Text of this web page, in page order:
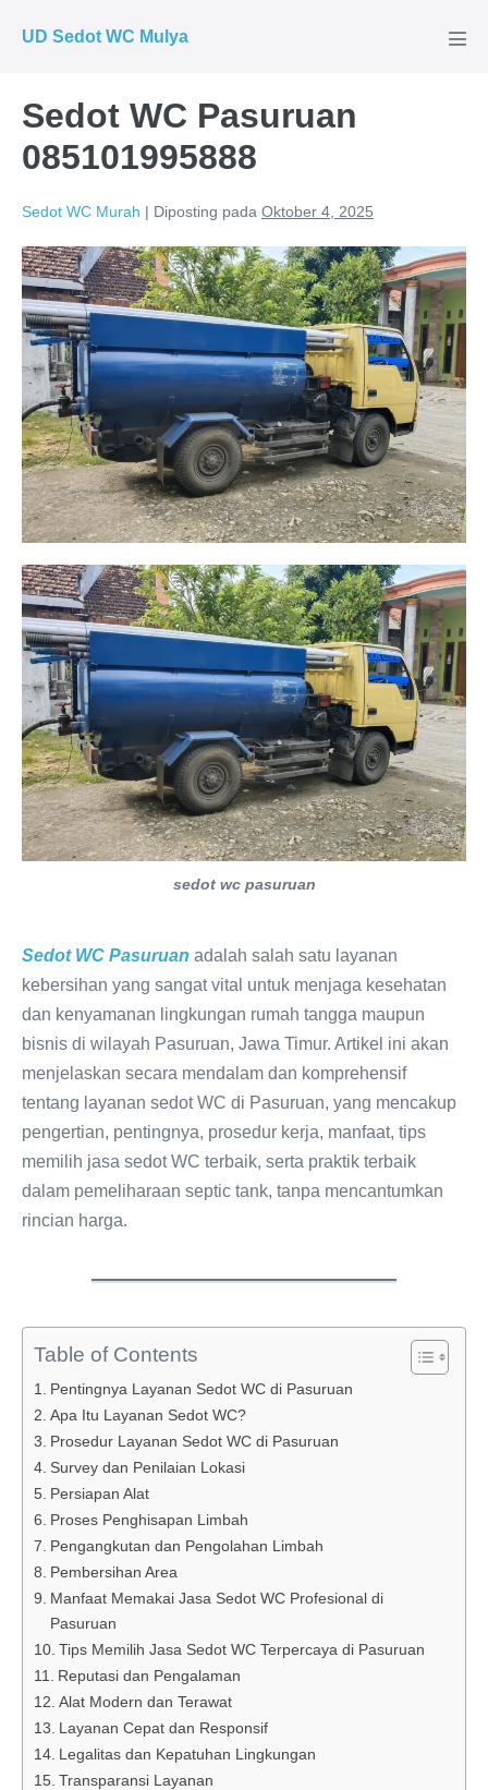
UD Sedot WC Mulya
Sedot WC Pasuruan
085101995888
Sedot WC Murah | Diposting pada Oktober 4, 2025
sedot wc pasuruan
Sedot WC Pasuruan adalah salah satu layanan
kebersihan yang sangat vital untuk menjaga kesehatan
dan kenyamanan lingkungan rumah tangga maupun
bisnis di wilayah Pasuruan, Jawa Timur. Artikel ini akan
menjelaskan secara mendalam dan komprehensif
tentang layanan sedot WC di Pasuruan, yang mencakup
pengertian, pentingnya, prosedur kerja, manfaat, tips
memilih jasa sedot WC terbaik, serta praktik terbaik
dalam pemeliharaan septic tank, tanpa mencantumkan
rincian harga.
Table of Contents
Pentingnya Layanan Sedot WC di Pasuruan
Apa Itu Layanan Sedot WC?
Prosedur Layanan Sedot WC di Pasuruan
Survey dan Penilaian Lokasi
Persiapan Alat
Proses Penghisapan Limbah
Pengangkutan dan Pengolahan Limbah
Pembersihan Area
Manfaat Memakai Jasa Sedot WC Profesional di
Pasuruan
Tips Memilih Jasa Sedot WC Terpercaya di Pasuruan
Reputasi dan Pengalaman
Alat Modern dan Terawat
Layanan Cepat dan Responsif
Legalitas dan Kepatuhan Lingkungan
Transparansi Layanan